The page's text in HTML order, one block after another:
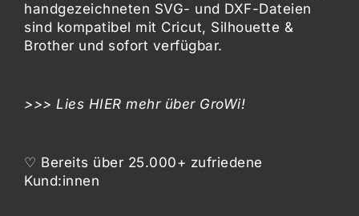
handgezeichneten SVG- und DXF-Dateien
sind kompatibel mit Cricut, Silhouette &
Brother und sofort verfügbar.
>>> Lies HIER mehr über GroWi!
♡ Bereits über 25.000+ zufriedene
Kund:innen